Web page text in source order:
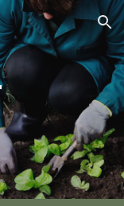
Skip to navigation